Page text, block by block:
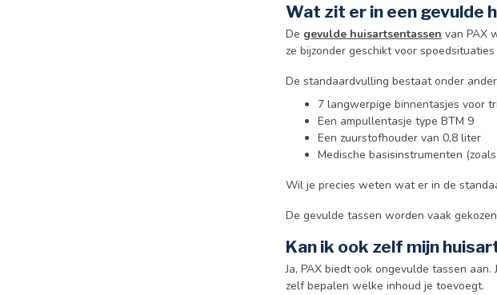
Wat zit er in een gevulde
De gevulde huisartsentassen van PAX
ze bijzonder geschikt voor
De standaardvulling bestaat onder
7 langwerpige binnentasjes voor
Een ampullentasje type BTM 9
Een zuurstofhouder van 0,8 liter
Medische basisinstrumenten
Wil je precies weten wat er in de
De gevulde tassen worden vaak
Kan ik ook zelf mijn
Ja, PAX biedt ook ongevulde tassen
zelf bepalen welke inhoud je toevoegt.